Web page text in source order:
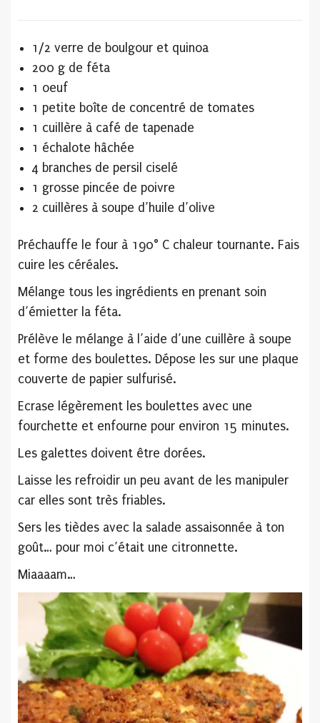
1/2 verre de boulgour et quinoa
200 g de féta
1 oeuf
1 petite boîte de concentré de tomates
1 cuillère à café de tapenade
1 échalote hâchée
4 branches de persil ciselé
1 grosse pincée de poivre
2 cuillères à soupe d’huile d’olive
Préchauffe le four à 190° C chaleur tournante. Fais
cuire les céréales.
Mélange tous les ingrédients en prenant soin
d’émietter la féta.
Prélève le mélange à l’aide d’une cuillère à soupe
et forme des boulettes. Dépose les sur une plaque
couverte de papier sulfurisé.
Ecrase légèrement les boulettes avec une
fourchette et enfourne pour environ 15 minutes.
Les galettes doivent être dorées.
Laisse les refroidir un peu avant de les manipuler
car elles sont très friables.
Sers les tièdes avec la salade assaisonnée à ton
goût… pour moi c’était une citronnette.
Miaaaam…